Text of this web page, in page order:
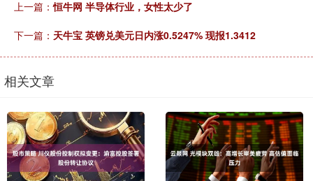
上一篇：恒牛网 半导体行业，女性太少了
下一篇： 天牛宝 英镑兑美元日内涨0.5247% 现报1.3412
相关文章